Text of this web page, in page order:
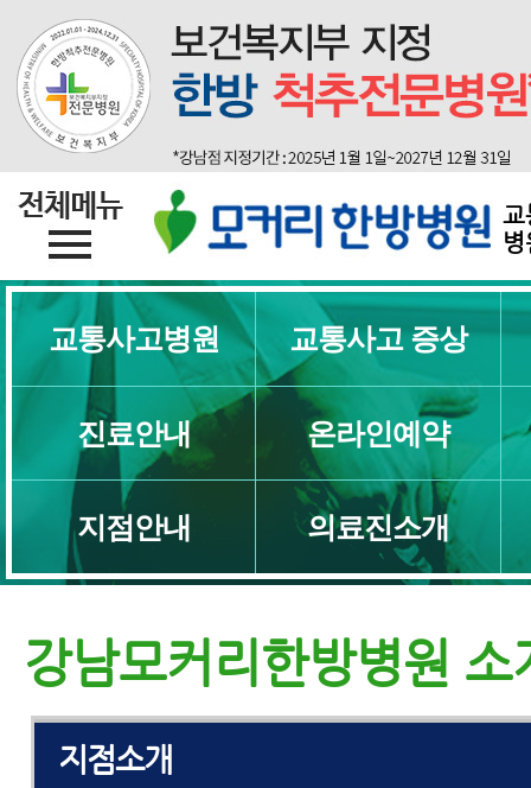
교
교통사고병원 교통사고 증상
진료안내 온라인예약
지점안내 의료진소개
강남모커리한방병원 소
교통사고한의원
지점소개